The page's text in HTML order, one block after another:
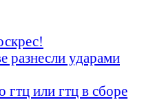
разнесли ударами
или гтц в сборе